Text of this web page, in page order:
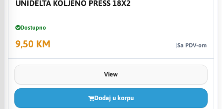
UNIDELTA KOLJENO PRESS 18X2
Dostupno
9,50 KM Sa PDV-om
View
Dodaj u korpu